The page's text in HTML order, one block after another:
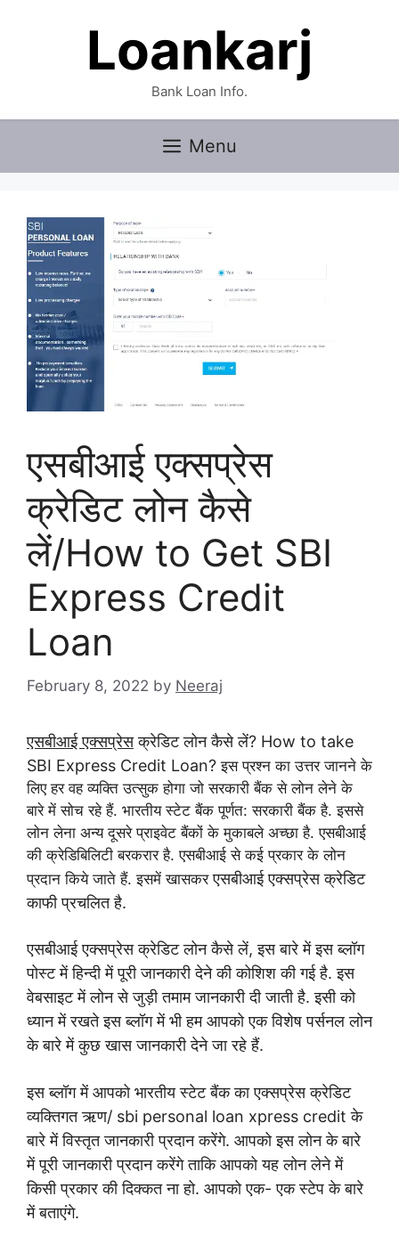
Loankarj
Bank Loan Info.
Menu
एसबीआई एक्सप्रेस
क्रेडिट लोन कैसे
लें/How to Get SBI
Express Credit
Loan
February 8, 2022 by Neeraj
एसबीआई एक्सप्रेसक्रेडिट लोन कैसे लें? How to take
SBI Express Credit Loan?इस प्रश्न का उत्तर जानने के
लिए हर वह व्यक्ति उत्सुक होगा जो सरकारी बैंक से लोन लेने के
बारे में सोच रहे हैं. भारतीय स्टेट बैंक पूर्णत: सरकारी बैंक है. इससे
लोन लेना अन्य दूसरे प्राइवेट बैंकों के मुकाबले अच्छा है. एसबीआई
की क्रेडिबिलिटी बरकरार है. एसबीआई से कई प्रकार के लोन
प्रदान किये जाते हैं. इसमें खासकरएसबीआई एक्सप्रेस क्रेडिट
काफी प्रचलित है.
एसबीआई एक्सप्रेस क्रेडिट लोन कैसे लें, इस बारे में इस ब्लॉग
पोस्ट में हिन्दी में पूरी जानकारी देने की कोशिश की गई है.इस
वेबसाइट में लोन से जुड़ी तमाम जानकारी दी जाती है. इसी को
ध्यान में रखते इस ब्लॉग में भी हम आपको एक विशेष पर्सनल लोन
के बारे में कुछ खास जानकारी देने जा रहे हैं.
इस ब्लॉग में आपको भारतीय स्टेट बैंक का एक्सप्रेस क्रेडिट
व्यक्तिगत ऋण/ sbi personal loan xpress credit के
बारे में विस्तृत जानकारी प्रदान करेंगे. आपको इस लोन के बारे
में पूरी जानकारी प्रदान करेंगे ताकि आपको यह लोन लेने में
किसी प्रकार की दिक्कत ना हो. आपको एक- एक स्टेप के बारे
में बताएंगे.